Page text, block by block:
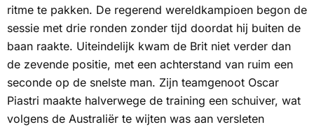
ritme te pakken. De regerend wereldkampioen begon de
sessie met drie ronden zonder tijd doordat hij buiten de
baan raakte. Uiteindelijk kwam de Brit niet verder dan
de zevende positie, met een achterstand van ruim een
seconde op de snelste man. Zijn teamgenoot Oscar
Piastri maakte halverwege de training een schuiver, wat
volgens de Australiër te wijten was aan versleten